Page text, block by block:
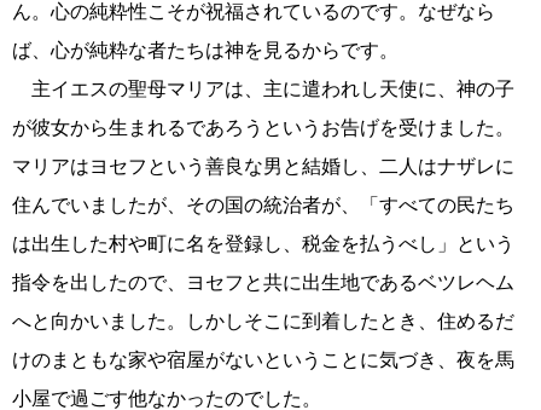
ん。心の純粋性こそが祝福されているのです。なぜなら
ば、心が純粋な者たちは神を見るからです。
主イエスの聖母マリアは、主に遣われし天使に、神の子
が彼女から生まれるであろうというお告げを受けました。
マリアはヨセフという善良な男と結婚し、二人はナザレに
住んでいましたが、その国の統治者が、「すべての民たち
は出生した村や町に名を登録し、税金を払うべし」という
指令を出したので、ヨセフと共に出生地であるベツレヘム
へと向かいました。しかしそこに到着したとき、住めるだ
けのまともな家や宿屋がないということに気づき、夜を馬
小屋で過ごす他なかったのでした。